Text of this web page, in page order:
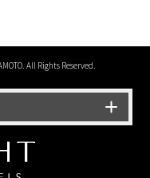
All Rights Reserved.